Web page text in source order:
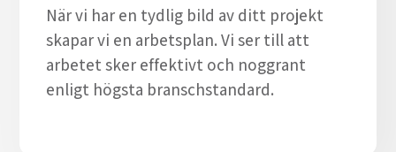
När vi har en tydlig bild av ditt projekt
skapar vi en arbetsplan. Vi ser till att
arbetet sker effektivt och noggrant
enligt högsta branschstandard.